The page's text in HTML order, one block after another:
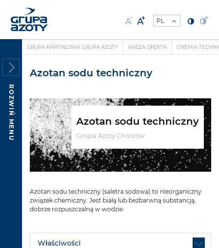
ROZWIŃ MENU
GRUPA KAPITAŁOWA GRUPA AZOTY NASZA OFERTA CHEMIA
Azotan sodu techniczny
Azotan sodu techniczny
Grupa Azoty Chorzów
Azotan sodu techniczny (saletra sodowa) to nieorganiczny
związek chemiczny. Jest białą lub bezbarwną substancją,
dobrze rozpuszczalną w wodzie.
Właściwości